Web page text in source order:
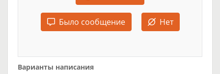
Было сообщение Нет
Варианты написания